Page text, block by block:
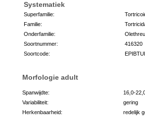
Systematiek
Superfamilie:
Familie:
Onderfamilie:
Soortnummer:
416320
Soortcode:
Morfologie adult
Spanwijdte:
16,0-
Variabiliteit:
gering
Herkenbaarheid:
redelijk